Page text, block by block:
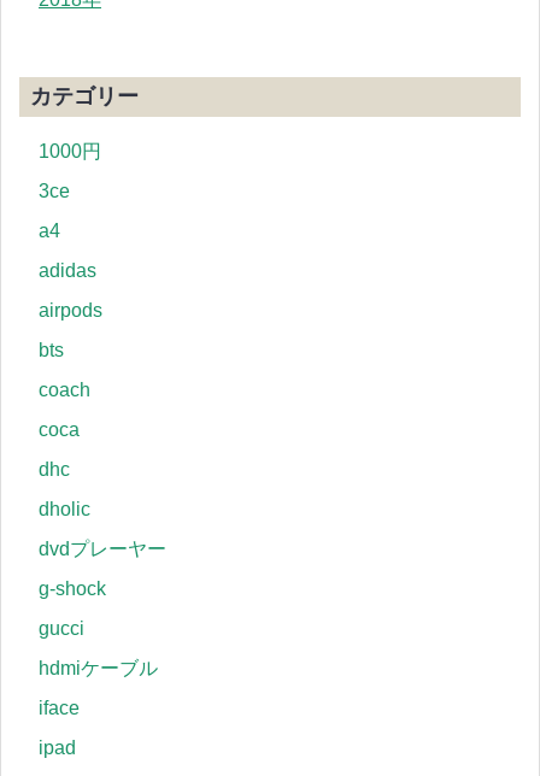
カテゴリー
1000円
3ce
a4
adidas
airpods
bts
coach
coca
dhc
dholic
dvdプレーヤー
g-shock
gucci
hdmiケーブル
iface
ipad